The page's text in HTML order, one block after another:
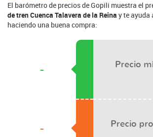
El barómetro de precios de Gopili muestra el
de tren Cuenca Talavera de la Reina y te ayuda
haciendo una buena compra:
-
-
Precio
Precio